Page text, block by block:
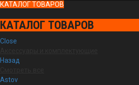
КАТАЛОГ ТОВАРОВ
КАТАЛОГ ТОВАРОВ
Close
Назад
Astov